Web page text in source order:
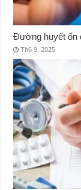
Đường huyết ổn
Th6 9, 2025